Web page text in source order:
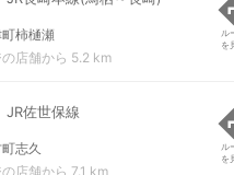
柿樋瀬
店舗から 5.2 km
ル
を
JR佐世保線
志久
店舗から 7.1 km
ル
を